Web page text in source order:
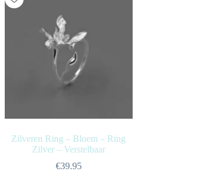
Zilveren Ring – Bloem – Ring
Zilver – Verstelbaar
€39.95